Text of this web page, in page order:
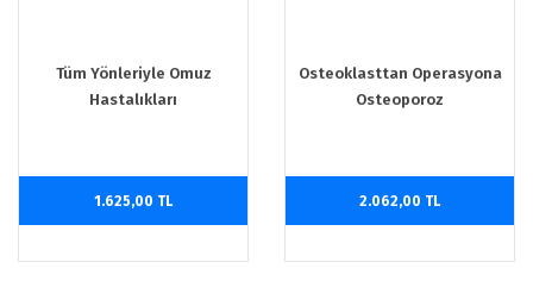
Tüm Yönleriyle Omuz
Hastalıkları
1.625,00 TL
Osteoklasttan Operasyona
Osteoporoz
2.062,00 TL